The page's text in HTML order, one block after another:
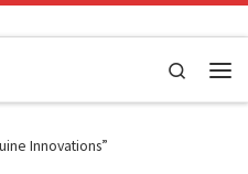
Search
Innovations”